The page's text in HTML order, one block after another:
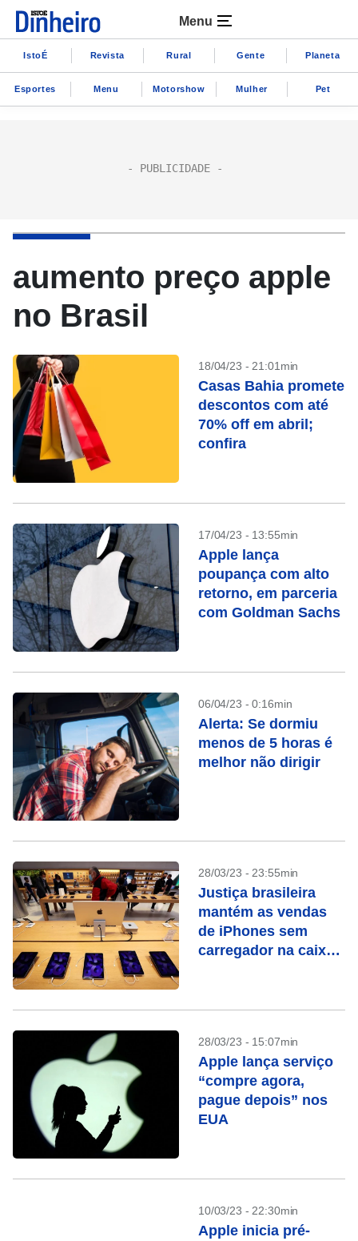
Menu
IstoÉ Revista Rural Gente Planeta
Esportes Menu Motorshow Mulher Pet
aumento preço apple
no Brasil
18/04/23 - 21:01min
Casas Bahia promete
descontos com até
70% off em abril;
confira
17/04/23 - 13:55min
Apple lança
poupança com alto
retorno, em parceria
com Goldman Sachs
06/04/23 - 0:16min
Alerta: Se dormiu
menos de 5 horas é
melhor não dirigir
28/03/23 - 23:55min
Justiça brasileira
mantém as vendas
de iPhones sem
carregador na caixa
28/03/23 - 15:07min
Apple lança serviço
“compre agora,
pague depois” nos
EUA
10/03/23 - 22:30min
Apple inicia pré-